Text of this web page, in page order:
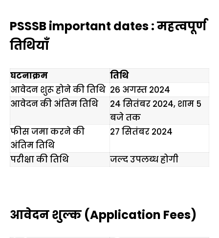
PSSSB important dates : महत्वपूर्ण
तिथियाँ
घटनाक्रम
तिथि
आवेदन शुरू होने की तिथि 26 अगस्त 2024
आवेदन की अंतिम तिथि
24 सितंबर 2024, शाम 5
बजे तक
फीस जमा करने की
अंतिम तिथि
27 सितंबर 2024
परीक्षा की तिथि जल्द उपलब्ध होगी
आवेदन शुल्क (Application Fees)